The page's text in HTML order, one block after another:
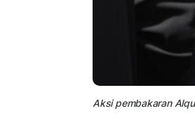
Aksi pembakaran